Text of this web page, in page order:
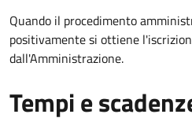
Quando il procedimento
positivamente si ottiene
dall'Amministrazione.
Tempi e